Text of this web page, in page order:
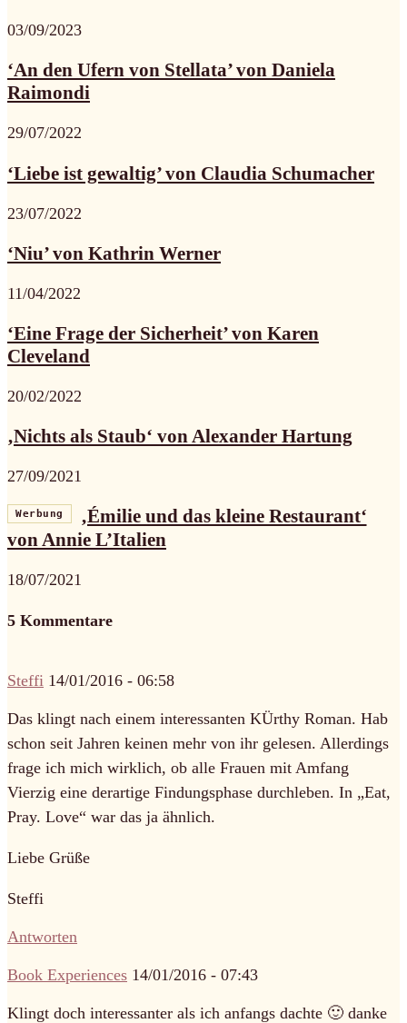
03/09/2023
‘An den Ufern von Stellata’ von Daniela
Raimondi
29/07/2022
‘Liebe ist gewaltig’ von Claudia Schumacher
23/07/2022
‘Niu’ von Kathrin Werner
11/04/2022
‘Eine Frage der Sicherheit’ von Karen
Cleveland
20/02/2022
‚Nichts als Staub‘ von Alexander Hartung
27/09/2021
Werbung
‚Émilie und das kleine Restaurant‘
von Annie L’Italien
18/07/2021
5 Kommentare
Steffi 14/01/2016 - 06:58
Das klingt nach einem interessanten KÜrthy Roman. Hab
schon seit Jahren keinen mehr von ihr gelesen. Allerdings
frage ich mich wirklich, ob alle Frauen mit Amfang
Vierzig eine derartige Findungsphase durchleben. In „Eat,
Pray. Love“ war das ja ähnlich.
Liebe Grüße
Steffi
Antworten
Book Experiences 14/01/2016 - 07:43
Klingt doch interessanter als ich anfangs dachte 🙂 danke